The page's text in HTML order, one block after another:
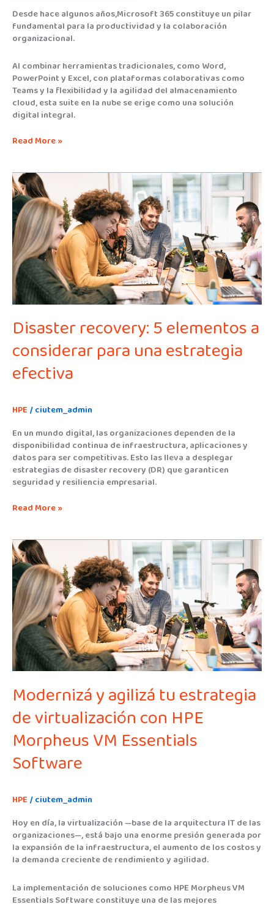
Desde hace algunos años,Microsoft 365 constituye un pilar
fundamental para la productividad y la colaboración
organizacional.
Al combinar herramientas tradicionales, como Word,
PowerPoint y Excel, con plataformas colaborativas como
Teams y la flexibilidad y la agilidad del almacenamiento
cloud, esta suite en la nube se erige como una solución
digital integral.
Read More »
Disaster recovery: 5 elementos a
considerar para una estrategia
efectiva
HPE /ciutem_admin
En un mundo digital, las organizaciones dependen de la
disponibilidad continua de infraestructura, aplicaciones y
datos para ser competitivas. Esto las lleva a desplegar
estrategias de disaster recovery (DR) que garanticen
seguridad y resiliencia empresarial.
Disaster
recovery:
5
elementos
a
considerar
para
una
estrategia
efectiva
Read More »
Modernizá y agilizá tu estrategia
de virtualización con HPE
Morpheus VM Essentials
Software
HPE /ciutem_admin
Hoy en día, la virtualización —base de la arquitectura IT de las
organizaciones—, está bajo una enorme presión generada por
la expansión de la infraestructura, el aumento de los costos y
la demanda creciente de rendimiento y agilidad.
La implementación de soluciones como HPE Morpheus VM
Essentials Software constituye una de las mejores
Modernizá
y
agilizá
tu
estrategia
de
virtualización
con
HPE
Morpheus
VM
Software